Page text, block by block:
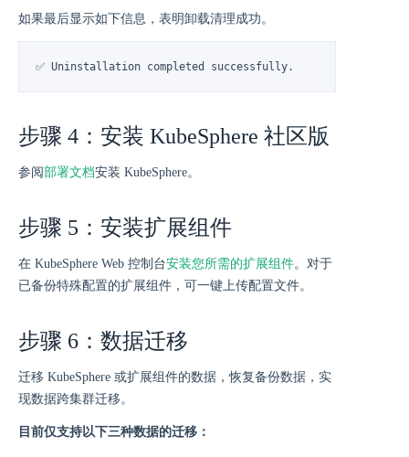
如果最后显示如下信息，表明卸载清理成功。
✅ Uninstallation completed successfully.
步骤 4：安装 KubeSphere 社区版
参阅部署文档安装 KubeSphere。
步骤 5：安装扩展组件
在 KubeSphere Web 控制台安装您所需的扩展组件。对于
已备份特殊配置的扩展组件，可一键上传配置文件。
步骤 6：数据迁移
迁移 KubeSphere 或扩展组件的数据，恢复备份数据，实
现数据跨集群迁移。
目前仅支持以下三种数据的迁移：